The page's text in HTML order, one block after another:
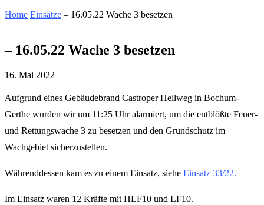
Home Einsätze – 16.05.22 Wache 3 besetzen
– 16.05.22 Wache 3 besetzen
16. Mai 2022
Aufgrund eines Gebäudebrand Castroper Hellweg in Bochum-
Gerthe wurden wir um 11:25 Uhr alarmiert, um die entblößte Feuer-
und Rettungswache 3 zu besetzen und den Grundschutz im
Wachgebiet sicherzustellen.
Währenddessen kam es zu einem Einsatz, siehe Einsatz 33/22.
Im Einsatz waren 12 Kräfte mit HLF10 und LF10.